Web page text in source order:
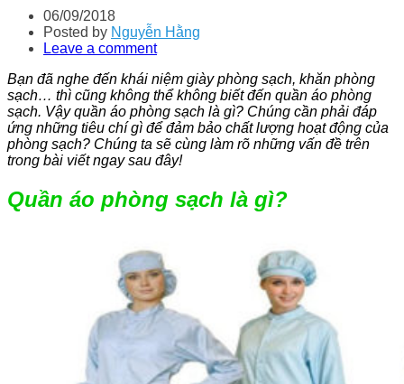
06/09/2018
Posted by Nguyễn Hằng
Leave a comment
Bạn đã nghe đến khái niệm giày phòng sạch, khăn phòng
sạch… thì cũng không thể không biết đến quần áo phòng
sạch. Vậy quần áo phòng sạch là gì? Chúng cần phải đáp
ứng những tiêu chí gì để đảm bảo chất lượng hoạt động của
phòng sạch? Chúng ta sẽ cùng làm rõ những vấn đề trên
trong bài viết ngay sau đây!
Quần áo phòng sạch là gì?